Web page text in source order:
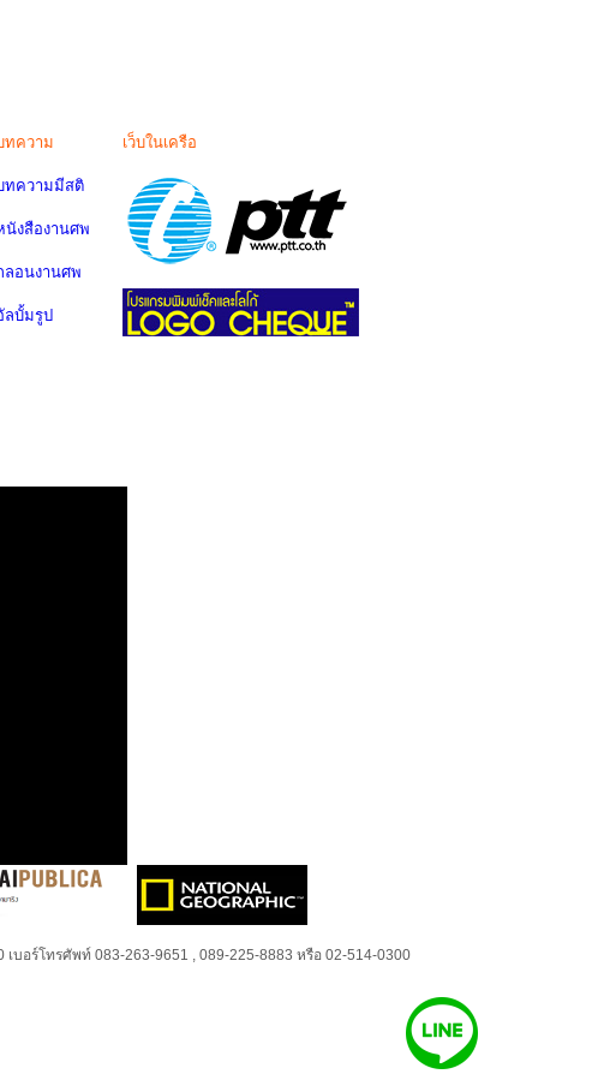
ทความ
ทความมีสติ
นังสืองานศพ
ลอนงานศพ
ลบั้มรูป
เว็บในเครือ
บอร์โทรศัพท์ 083-263-9651 , 089-225-8883 หรือ 02-514-0300